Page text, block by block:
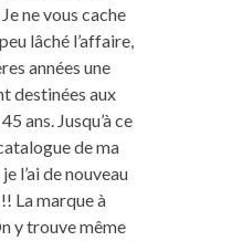
ne vous cache
lâché l’affaire,
années une
destinées aux
ans. Jusqu’à ce
de ma
l’ai de nouveau
La marque à
y trouve même